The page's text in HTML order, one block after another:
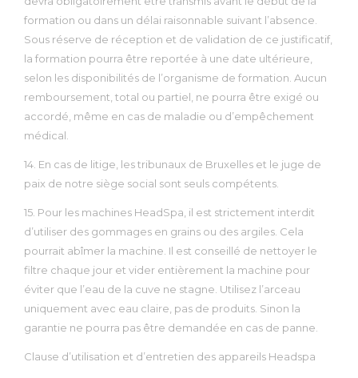
formation ou dans un délai raisonnable suivant l’absence.
Sous réserve de réception et de validation de ce justificatif,
la formation pourra être reportée à une date ultérieure,
selon les disponibilités de l’organisme de formation. Aucun
remboursement, total ou partiel, ne pourra être exigé ou
accordé, même en cas de maladie ou d’empêchement
médical.
14. En cas de litige, les tribunaux de Bruxelles et le juge de
paix de notre siège social sont seuls compétents.
15. Pour les machines HeadSpa, il est strictement interdit
d’utiliser des gommages en grains ou des argiles. Cela
pourrait abîmer la machine. Il est conseillé de nettoyer le
filtre chaque jour et vider entièrement la machine pour
éviter que l’eau de la cuve ne stagne. Utilisez l’arceau
uniquement avec eau claire, pas de produits. Sinon la
garantie ne pourra pas être demandée en cas de panne.
Clause d’utilisation et d’entretien des appareils Headspa